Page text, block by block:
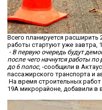
Всего планируется
работы стартуют уже завтра,
- В первую очередь будут
после чего начнутся работы
до 6 полос, -сообщили в
пассажирского транспорта и
На время строительных
19А микрорайоне, добавили в